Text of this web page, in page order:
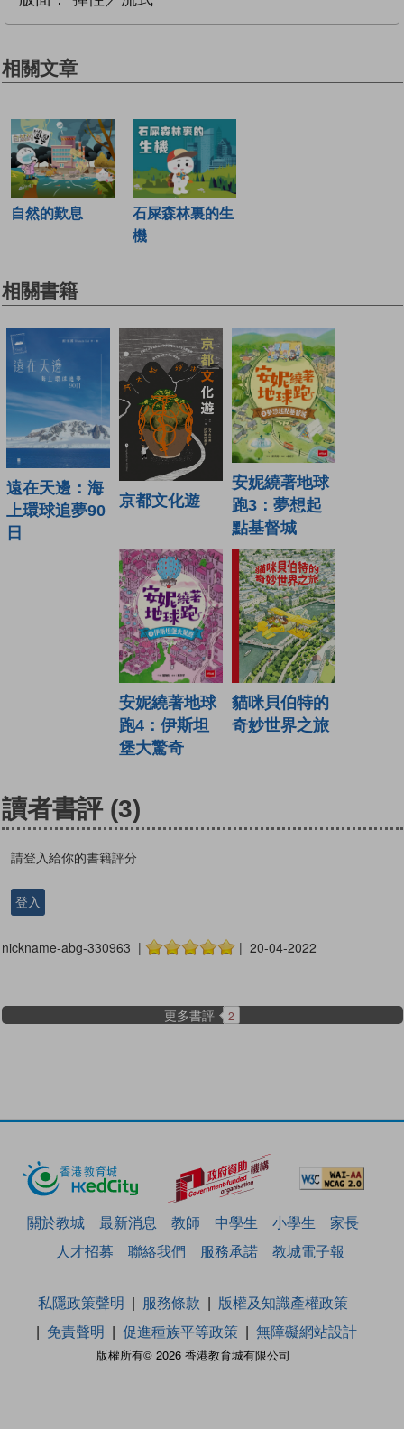
相關文章
自然的歎息
石屎森林裏的生
機
相關書籍
遠在天邊：海
上環球追夢90
日
京都文化遊
安妮繞著地球
跑3：夢想起
點基督城
安妮繞著地球
跑4：伊斯坦
堡大驚奇
貓咪貝伯特的
奇妙世界之旅
讀者書評 (3)
請登入給你的書籍評分
登入
nickname-abg-330963 | | 20-04-2022
更多書評 2
關於教城 最新消息 教師 中學生 小學生
家長
人才招募
聯絡我們 服務承諾 教城電子報
版權所有© 2026 香港教育城有限公司
私隱政策聲明 服務條款
版權及知識產權政策
免責聲明
促進種族平等政策 無障礙網站設計